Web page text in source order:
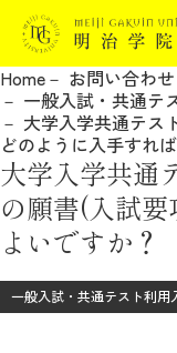
卒業生の方
Home
お問い合わ
一般入試・共通テ
大学入学共通テス
どのように入手すれ
大学入学共通
の願書(入試
よいですか？
一般入試・共通テスト利用